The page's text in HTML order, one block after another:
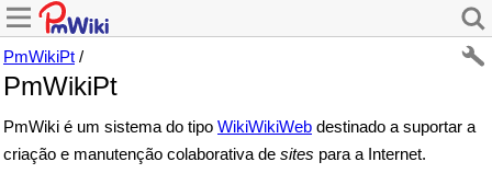
PmWikiPt /
PmWikiPt
PmWiki é um sistema do tipo WikiWikiWeb destinado a suportar a
criação e manutenção colaborativa de sites para a Internet.